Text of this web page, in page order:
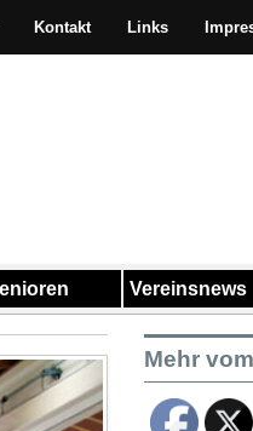
Kontakt Links
Vereinsnews
Mehr